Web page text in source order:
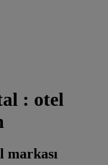
: otel
markası